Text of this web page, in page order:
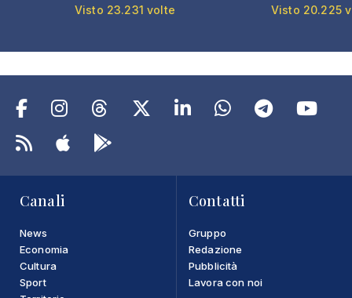
Visto 23.231 volte Visto 20.225
Canali
News
Economia
Cultura
Sport
Contatti
Gruppo
Redazione
Pubblicità
Lavora con noi